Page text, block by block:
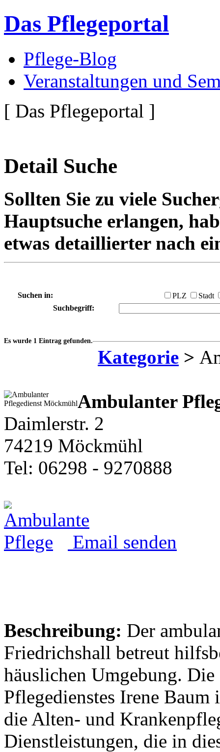
Das Pflegeportal
Pflege-Blog
Veranstaltungen und
[ Das Pflegeportal ]
Detail Suche
Sollten Sie zu viele
Hauptsuche erlangen,
etwas detaillierter nach
Suchen in: PLZ
Stadt
Suchbegriff:
Es wurde 1 Eintrag gefunden.
Kategorie >
Ambulanter
Daimlerstr. 2
74219 Möckmühl
Tel: 06298 - 9270888
Email senden
Beschreibung: Der
Friedrichshall betreut
häuslichen Umgebung.
Pflegedienstes Irene
die Alten- und
Dienstleistungen, die in